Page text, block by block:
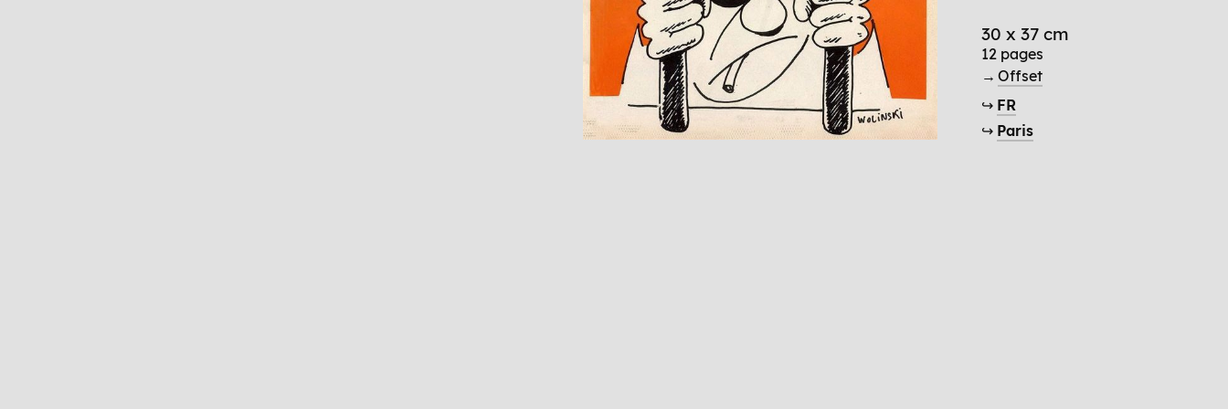
30 x 37 cm
12 pages
→Offset
↪ FR
↪ Paris